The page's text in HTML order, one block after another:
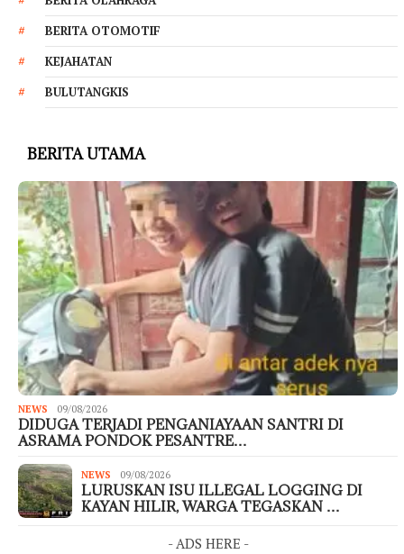
BERITA OTOMOTIF
KEJAHATAN
BULUTANGKIS
BERITA UTAMA
NEWS 09/08/2026
DIDUGA TERJADI PENGANIAYAAN SANTRI DI
ASRAMA PONDOK PESANTRE…
NEWS 09/08/2026
LURUSKAN ISU ILLEGAL LOGGING DI
KAYAN HILIR, WARGA TEGASKAN …
- ADS HERE -